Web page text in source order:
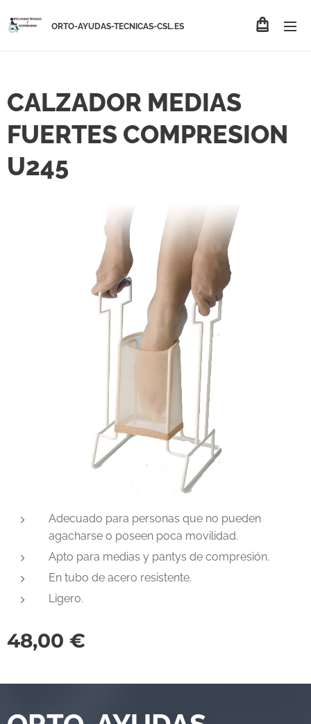
ORTO-AYUDAS-TECNICAS-CSL.ES
CALZADOR MEDIAS
FUERTES COMPRESION
U245
Adecuado para personas que no pueden
agacharse o poseen poca movilidad.
Apto para medias y pantys de compresión.
En tubo de acero resistente.
Ligero.
48,00 €